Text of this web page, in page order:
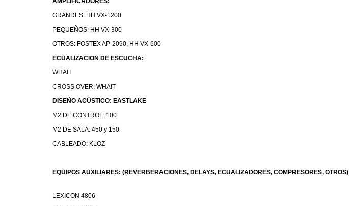
GRANDES: HH VX-1200
PEQUEÑOS: HH VX-300
OTROS: FOSTEX AP-2090, HH VX-600
ECUALIZACION DE ESCUCHA:
WHAIT
CROSS OVER: WHAIT
DISEÑO ACÚSTICO: EASTLAKE
M2 DE CONTROL: 100
M2 DE SALA: 450 y 150
CABLEADO: KLOZ
EQUIPOS AUXILIARES: (REVERBERACIONES, DELAYS, ECUALIZADORES, COMPRESORES, OTROS)
LEXICON 4806